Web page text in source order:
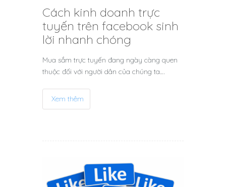
Cách kinh doanh trực
tuyến trên facebook sinh
lời nhanh chóng
Mua sắm trực tuyến đang ngày càng quen
thuộc đối với người dân của chúng ta.…
Xem thêm